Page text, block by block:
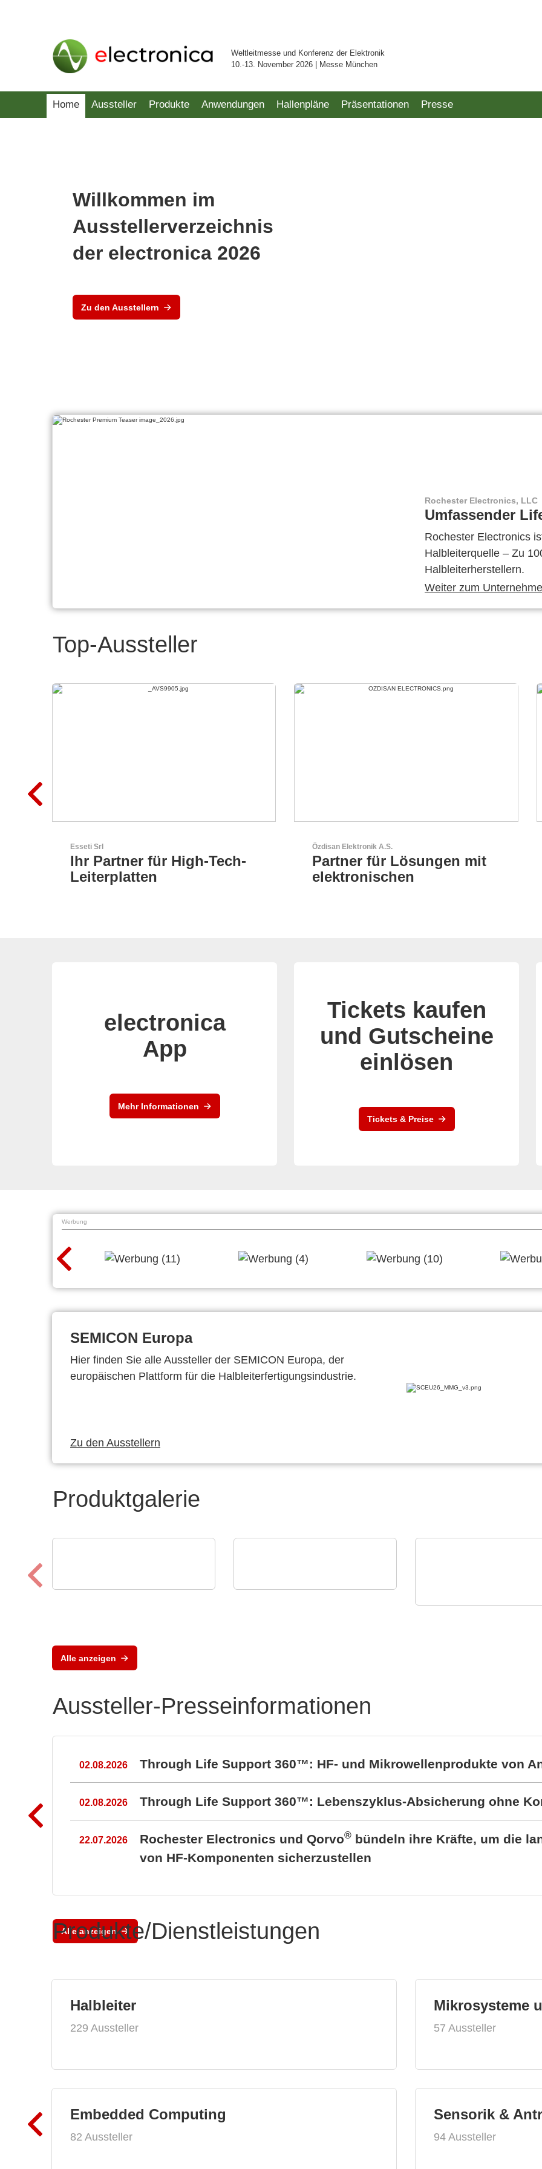
Weltleitmesse und Konferenz der Elektronik
10.-13. November 2026 | Messe München
Home Aussteller Produkte Anwendungen Hallenpläne Präsentationen Presse
Willkommen im
Ausstellerverzeichnis
der electronica 2026
Zu den Ausstellern
Rochester Electronics, LLC
Umfassender
Rochester Electronics
Halbleiterquelle – Zu
Halbleiterherstellern.
Weiter zum
Top-Aussteller
Özdisan Elektronik A.S.
Partner für Lösungen mit
elektronischen
AKTINA CDS GmbH
AKTINA CDS - Supply
Chain Solutions
electronica
App
Mehr Informationen
Tickets kaufen
und Gutscheine
einlösen
Tickets & Preise
Werbung
SEMICON Europa
Hier finden Sie alle Aussteller der SEMICON Europa, der
europäischen Plattform für die Halbleiterfertigungsindustrie.
Zu den Ausstellern
Produktgalerie
Alle anzeigen
Aussteller-Presseinformationen
02.08.2026 Through Life Support 360™: HF- und Mikrowellenprodukte von
02.08.2026 Through Life Support 360™: Lebenszyklus-Absicherung ohne
22.07.2026 Rochester Electronics und Qorvo® bündeln ihre Kräfte, um die
von HF-Komponenten sicherzustellen
Alle anzeigen
Produkte/Dienstleistungen
Halbleiter
229 Aussteller
Embedded Computing
82 Aussteller
Mikrosysteme
57 Aussteller
Sensorik &
94 Aussteller